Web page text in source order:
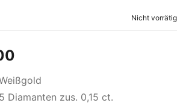
Nicht vorrätig
Diamanten zus. 0,15 ct.